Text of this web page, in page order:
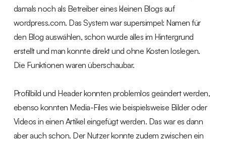
damals noch als Betreiber eines kleinen Blogs auf
wordpress.com. Das System war supersimpel: Namen für
den Blog auswählen, schon wurde alles im Hintergrund
erstellt und man konnte direkt und ohne Kosten loslegen.
Die Funktionen waren überschaubar.
Profilbild und Header konnten problemlos geändert werden,
ebenso konnten Media-Files wie beispielsweise Bilder oder
Videos in einen Artikel eingefügt werden. Das war es dann
aber auch schon. Der Nutzer konnte zudem zwischen ein